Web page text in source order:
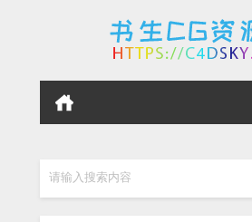
请输入搜索内容